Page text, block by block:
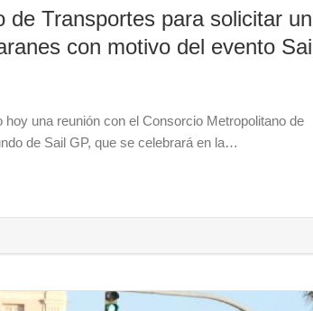
de Transportes para solicitar un
con motivo del evento
una reunión con el Consorcio Metropolitano de
de Sail GP, que se celebrará en la…